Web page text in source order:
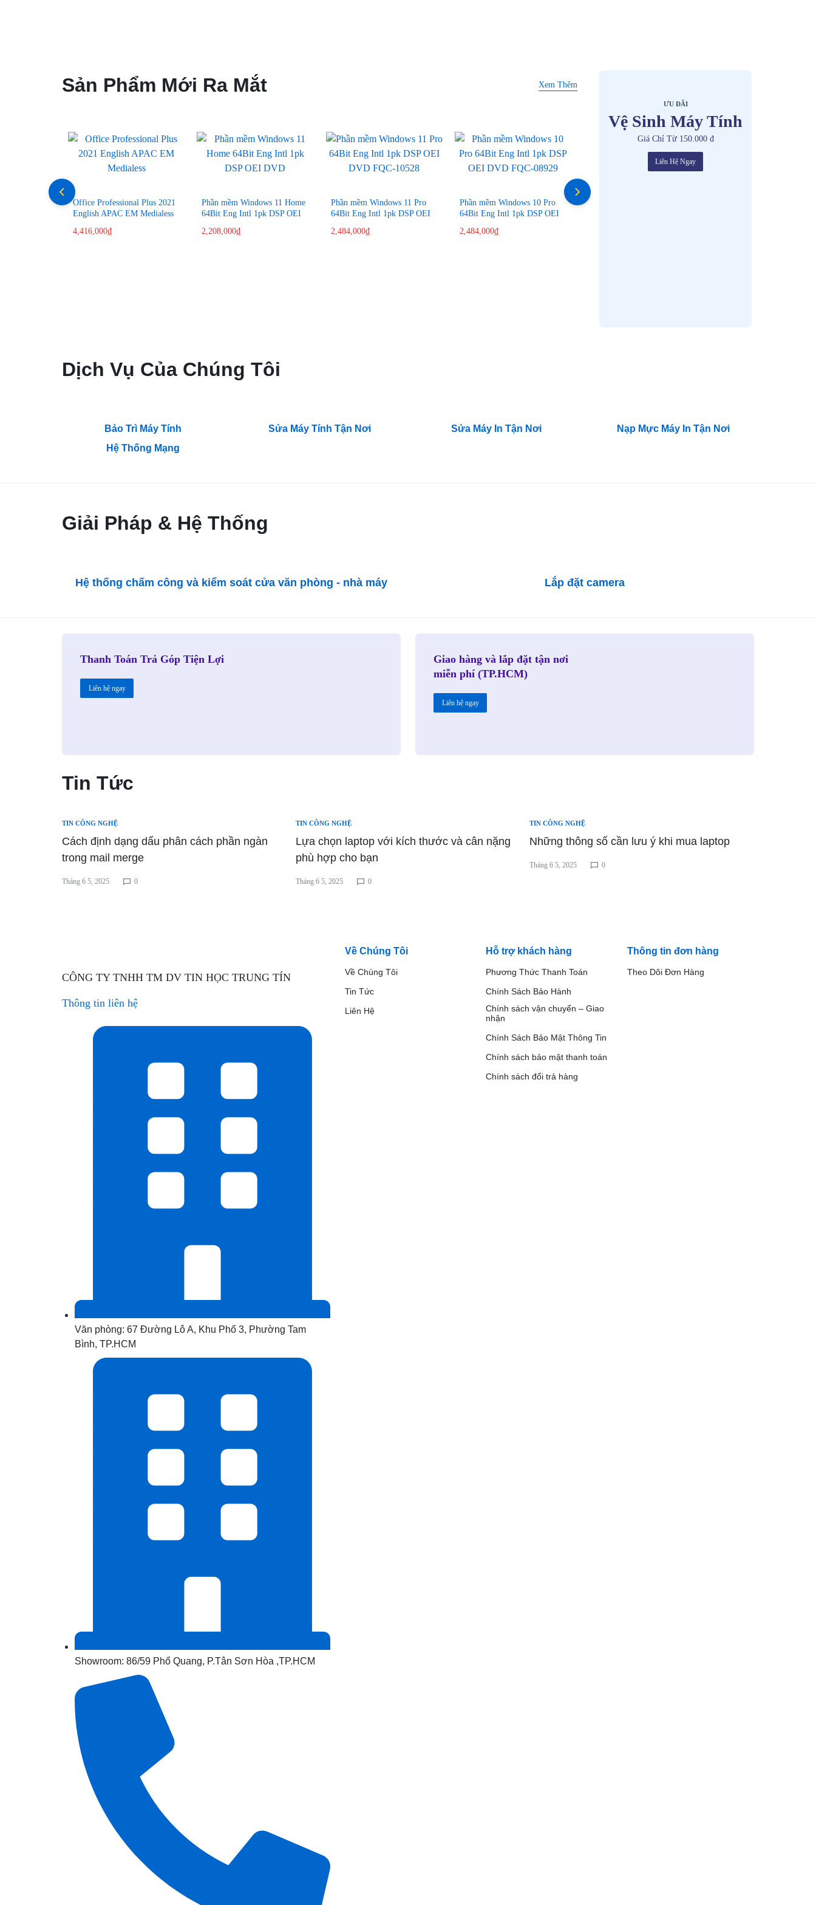
LÝ
BÃI,
HỆ
THỐNG
CAMERA
SOÁT
CHẤM
DỊCH
BẢO
SOÁT
HỆ
BẢO
MẬT
VÀ
HIỆN
CÓ
Sản Phẩm Mới Ra Mắt Xem Thêm
Office Professional Plus 2021
English APAC EM Medialess
4,416,000₫
Phần mềm Windows 11 Home
64Bit Eng Intl 1pk DSP OEI
2,208,000₫
Phần mềm Windows 11 Pro
64Bit Eng Intl 1pk DSP OEI
2,484,000₫
Phần mềm Windows 10 Pro
64Bit Eng Intl 1pk DSP OEI
2,484,000₫
ƯU ĐÃI
Vệ Sinh Máy Tính
Giá Chỉ Từ 150.000 đ
Liên Hệ Ngay
Dịch Vụ Của Chúng Tôi
Bảo Trì Máy Tính
Hệ Thống Mạng
Sửa Máy Tính Tận Nơi Sửa Máy In Tận Nơi Nạp Mực Máy In Tận Nơi
Giải Pháp & Hệ Thống
Hệ thống chấm công và kiểm soát cửa văn phòng - nhà máy Lắp đặt camera
Thanh Toán Trả Góp Tiện Lợi
Liên hệ ngay
Giao hàng và lắp đặt tận nơi
miễn phí (TP.HCM)
Liên hệ ngay
Tin Tức
TIN CÔNG NGHỆ
Cách định dạng dấu phân cách phần ngàn
trong mail merge
Tháng 6 5, 2025 0
TIN CÔNG NGHỆ
Lựa chọn laptop với kích thước và cân nặng
phù hợp cho bạn
Tháng 6 5, 2025 0
TIN CÔNG NGHỆ
Những thông số cần lưu ý khi mua laptop
Tháng 6 5, 2025 0
CÔNG TY TNHH TM DV TIN HỌC TRUNG TÍN
Thông tin liên hệ
Văn phòng: 67 Đường Lô A, Khu Phố 3, Phường Tam
Bình, TP.HCM
Showroom: 86/59 Phổ Quang, P.Tân Sơn Hòa ,TP.HCM
Về Chúng Tôi
Về Chúng Tôi
Tin Tức
Liên Hệ
Hỗ trợ khách hàng
Phương Thức Thanh Toán
Chính Sách Bảo Hành
Chính sách vận chuyển – Giao
nhận
Chính Sách Bảo Mật Thông Tin
Chính sách bảo mật thanh toán
Chính sách đổi trả hàng
Thông tin đơn hàng
Theo Dõi Đơn Hàng